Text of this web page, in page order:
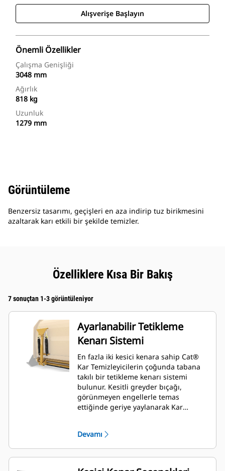
Alışverişe Başlayın
Önemli Özellikler
Çalışma Genişliği
3048 mm
Ağırlık
818 kg
Uzunluk
1279 mm
Görüntüleme
Benzersiz tasarımı, geçişleri en aza indirip tuz birikmesini
azaltarak karı etkili bir şekilde temizler.
Özelliklere Kısa Bir Bakış
7 sonuçtan 1-3 görüntüleniyor
Ayarlanabilir Tetikleme
Kenarı Sistemi
En fazla iki kesici kenara sahip Cat®
Kar Temizleyicilerin çoğunda tabana
takılı bir tetikleme kenarı sistemi
bulunur. Kesitli greyder bıçağı,
görünmeyen engellerle temas
ettiğinde geriye yaylanarak Kar
olmayan kauçuk kesici kenar seçeneği,
Mikro Yükleyici Ataşman Değiştirici
kullanan tüm modellere uyum
sağlayacak şekilde 2,6 m (8 ft), 3,2 m
Devamı